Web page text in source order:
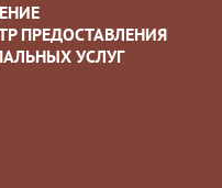
ПРЕДОСТАВЛЕНИЯ
УСЛУГ